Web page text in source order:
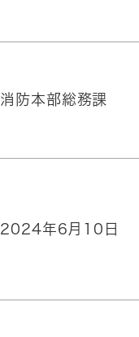
消防本部総務課
2024年6月10日